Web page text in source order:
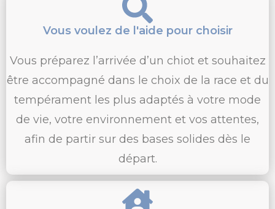
Vous voulez de l'aide pour choisir
Vous préparez l’arrivée d’un chiot et souhaitez
être accompagné dans le choix de la race et du
tempérament les plus adaptés à votre mode
de vie, votre environnement et vos attentes,
afin de partir sur des bases solides dès le
départ.